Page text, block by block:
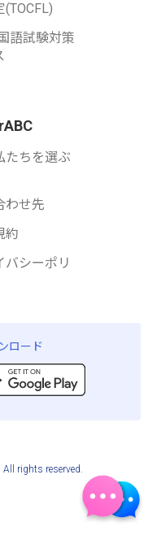
(TOCFL)
語試験対策
たちを選ぶ
わせ先
約
バシーポリ
ロード
rights reserved.